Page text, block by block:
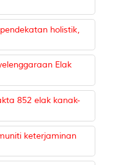
holistik,
Elak
852 elak kanak-
keterjaminan